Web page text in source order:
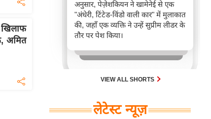
अमित
अनुसार, पेज़ेशकियन ने खामेनेई से एक
"अंधेरी, टिंटेड-विंडो वाली कार" में मुलाकात
की, जहाँ एक व्यक्ति ने उन्हें सुप्रीम लीडर के
तौर पर पेश किया।
VIEW ALL SHORTS
लेटेस्ट न्यूज़